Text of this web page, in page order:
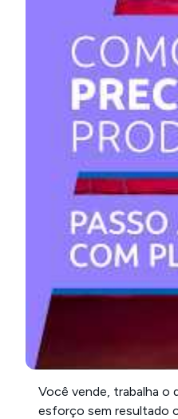
Você vende, trabalha o
esforço sem resultado